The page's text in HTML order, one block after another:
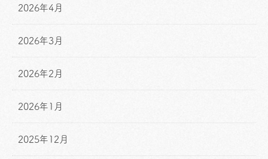
2026年4月
2026年3月
2026年2月
2026年1月
2025年12月